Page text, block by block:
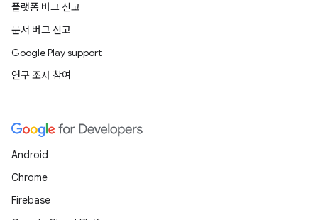
플랫폼 버그 신고
문서 버그 신고
Google Play support
연구 조사 참여
Android
Chrome
Firebase